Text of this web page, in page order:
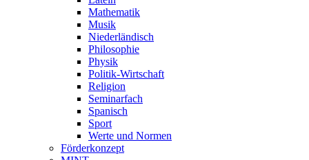
Mathematik
Musik
Niederländisch
Philosophie
Physik
Politik-Wirtschaft
Religion
Seminarfach
Spanisch
Sport
Werte und Normen
Förderkonzept